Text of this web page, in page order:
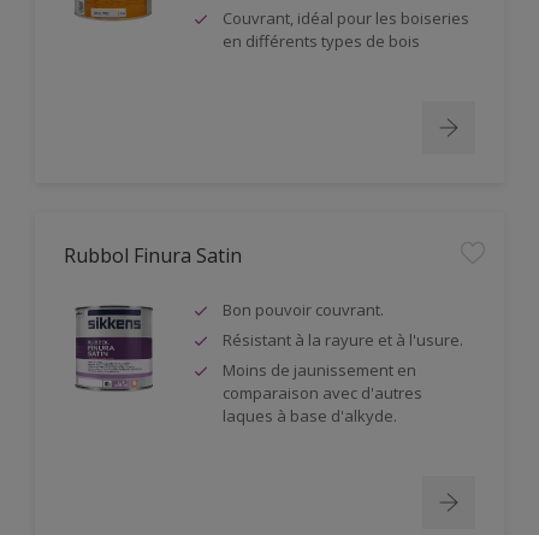
Couvrant, idéal pour les boiseries
en différents types de bois
Rubbol Finura Satin
Bon pouvoir couvrant.
Résistant à la rayure et à l'usure.
Moins de jaunissement en
comparaison avec d'autres
laques à base d'alkyde.